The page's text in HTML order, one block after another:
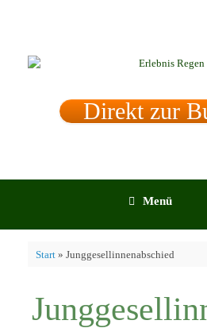
Direkt zur
Menü
Start» Junggesellinnenabschied